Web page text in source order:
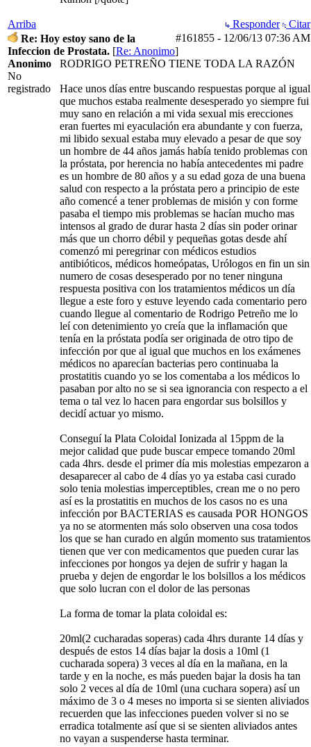
Arriba Responder
Citar
#161855 - 12/06/13 07:36 AM
Re: Hoy estoy sano de la
Infeccion de Prostata. [Re: Anonimo]
Anonimo
No
registrado
RODRIGO PETREÑO TIENE TODA LA RAZÓN
Hace unos días entre buscando respuestas porque al igual
que muchos estaba realmente desesperado yo siempre fui
muy sano en relación a mi vida sexual mis erecciones
eran fuertes mi eyaculación era abundante y con fuerza,
mi libido sexual estaba muy elevado a pesar de que soy
un hombre de 44 años jamás había tenido problemas con
la próstata, por herencia no había antecedentes mi padre
es un hombre de 80 años y a su edad goza de una buena
salud con respecto a la próstata pero a principio de este
año comencé a tener problemas de misión y con forme
pasaba el tiempo mis problemas se hacían mucho mas
intensos al grado de durar hasta 2 días sin poder orinar
más que un chorro débil y pequeñas gotas desde ahí
comenzó mi peregrinar con médicos estudios
antibióticos, médicos homeópatas, Urólogos en fin un sin
numero de cosas desesperado por no tener ninguna
respuesta positiva con los tratamientos médicos un día
llegue a este foro y estuve leyendo cada comentario pero
cuando llegue al comentario de Rodrigo Petreño me lo
leí con detenimiento yo creía que la inflamación que
tenía en la próstata podía ser originada de otro tipo de
infección por que al igual que muchos en los exámenes
médicos no aparecían bacterias pero continuaba la
prostatitis cuando yo se los comentaba a los médicos lo
pasaban por alto no se si sea ignorancia con respecto a el
tema o tal vez lo hacen para engordar sus bolsillos y
decidí actuar yo mismo.
Conseguí la Plata Coloidal Ionizada al 15ppm de la
mejor calidad que pude buscar empece tomando 20ml
cada 4hrs. desde el primer día mis molestias empezaron a
desaparecer al cabo de 4 días yo ya estaba casi curado
solo tenia molestias imperceptibles, crean me o no pero
así es la prostatitis en muchos de los casos no es una
infección por BACTERIAS es causada POR HONGOS
ya no se atormenten más solo observen una cosa todos
los que se han curado en algún momento sus tratamientos
tienen que ver con medicamentos que pueden curar las
infecciones por hongos ya dejen de sufrir y hagan la
prueba y dejen de engordar le los bolsillos a los médicos
que solo lucran con el dolor de las personas
La forma de tomar la plata coloidal es:
20ml(2 cucharadas soperas) cada 4hrs durante 14 días y
después de estos 14 días bajar la dosis a 10ml (1
cucharada sopera) 3 veces al día en la mañana, en la
tarde y en la noche, es más pueden bajar la dosis ha tan
solo 2 veces al día de 10ml (una cuchara sopera) así un
máximo de 3 o 4 meses no importa si se sienten aliviados
recuerden que las infecciones pueden volver si no se
erradica totalmente así que si se sienten aliviados antes
no vayan a suspenderse hasta terminar.